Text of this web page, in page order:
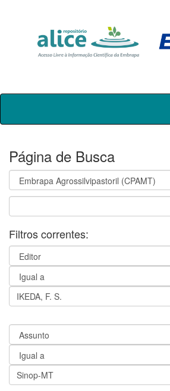
Skip
Página de Busca
Filtros correntes: